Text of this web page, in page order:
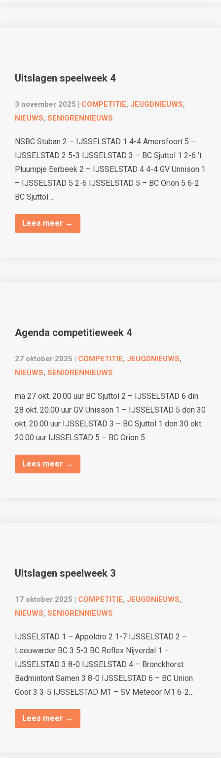
Uitslagen speelweek 4
3 november 2025 COMPETITIE, JEUGDNIEUWS,
NIEUWS, SENIORENNIEUWS
NSBC Stuban 2 – IJSSELSTAD 1 4-4 Amersfoort 5 –
IJSSELSTAD 2 5-3 IJSSELSTAD 3 – BC Sjuttol 1 2-6 ’t
Pluumpje Eerbeek 2 – IJSSELSTAD 4 4-4 GV Unnison 1
– IJSSELSTAD 5 2-6 IJSSELSTAD 5 – BC Orion 5 6-2
BC Sjuttol…
Lees meer →
Agenda competitieweek 4
27 oktober 2025 COMPETITIE, JEUGDNIEUWS,
NIEUWS, SENIORENNIEUWS
ma 27 okt. 20.00 uur BC Sjuttol 2 – IJSSELSTAD 6 din
28 okt. 20.00 uur GV Unisson 1 – IJSSELSTAD 5 don 30
okt. 20.00 uur IJSSELSTAD 3 – BC Sjuttol 1 don 30 okt.
20.00 uur IJSSELSTAD 5 – BC Orion 5…
Lees meer →
Uitslagen speelweek 3
17 oktober 2025 COMPETITIE, JEUGDNIEUWS,
NIEUWS, SENIORENNIEUWS
IJSSELSTAD 1 – Appoldro 2 1-7 IJSSELSTAD 2 –
Leeuwarder BC 3 5-3 BC Reflex Nijverdal 1 –
IJSSELSTAD 3 8-0 IJSSELSTAD 4 – Bronckhorst
Badmintont Samen 3 8-0 IJSSELSTAD 6 – BC Union
Goor 3 3-5 IJSSELSTAD M1 – SV Meteoor M1 6-2…
Lees meer →